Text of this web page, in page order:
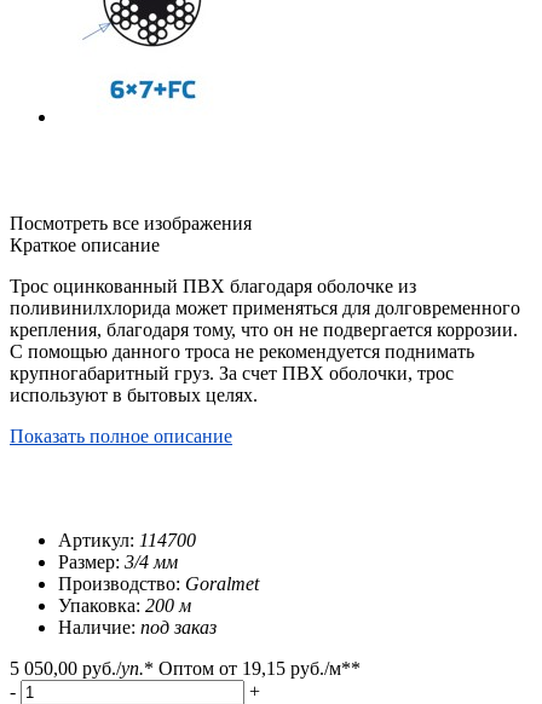
Посмотреть все изображения
Краткое описание
Трос оцинкованный ПВХ благодаря оболочке из
поливинилхлорида может применяться для долговременного
крепления, благодаря тому, что он не подвергается коррозии.
С помощью данного троса не рекомендуется поднимать
крупногабаритный груз. За счет ПВХ оболочки, трос
используют в бытовых целях.
Показать полное описание
Артикул: 114700
Размер: 3/4 мм
Производство: Goralmet
Упаковка: 200 м
Наличие: под заказ
5 050,00 руб./уп.* Оптом от 19,15 руб./м**
-
+